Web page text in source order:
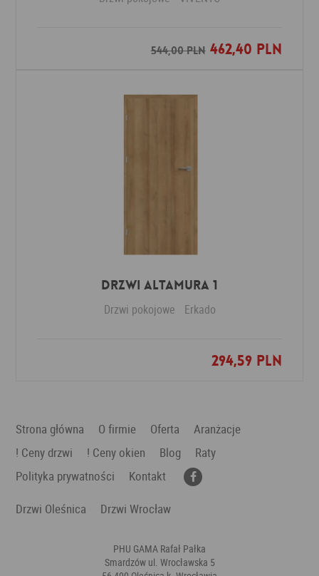
544,00 PLN462,40 PLN
Dodaj do ulubionych
Drzwi Altamura 1
Drzwi pokojowe Erkado
294,59 PLN
Dodaj do ulubionych
Strona główna O firmie Oferta
Aranżacje
! Ceny drzwi
! Ceny okien Blog
Raty
Polityka prywatności
Kontakt
Drzwi Oleśnica
Drzwi Wrocław
PHU GAMA Rafał Pałka
Smardzów ul. Wrocławska 5